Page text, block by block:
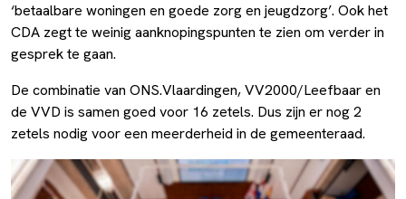
‘betaalbare woningen en goede zorg en jeugdzorg’. Ook het
CDA zegt te weinig aanknopingspunten te zien om verder in
gesprek te gaan.
De combinatie van ONS.Vlaardingen, VV2000/Leefbaar en
de VVD is samen goed voor 16 zetels. Dus zijn er nog 2
zetels nodig voor een meerderheid in de gemeenteraad.